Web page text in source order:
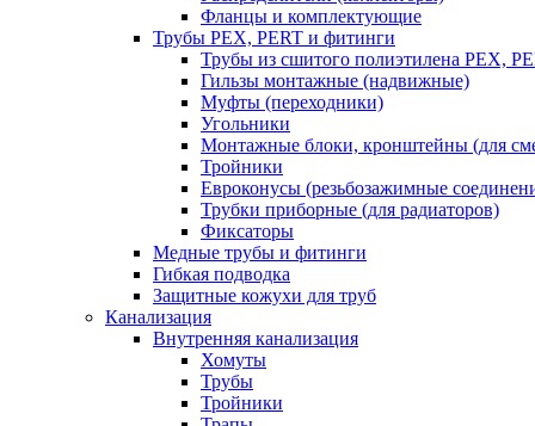
Фланцы и комплектующие
Трубы PEX, PERT и фитинги
Трубы из сшитого полиэтилена PEX,
Гильзы монтажные (надвижные)
Муфты (переходники)
Угольники
Монтажные блоки, кронштейны (для
Тройники
Евроконусы (резьбозажимные
Трубки приборные (для радиаторов)
Фиксаторы
Медные трубы и фитинги
Гибкая подводка
Защитные кожухи для труб
Канализация
Внутренняя канализация
Хомуты
Трубы
Тройники